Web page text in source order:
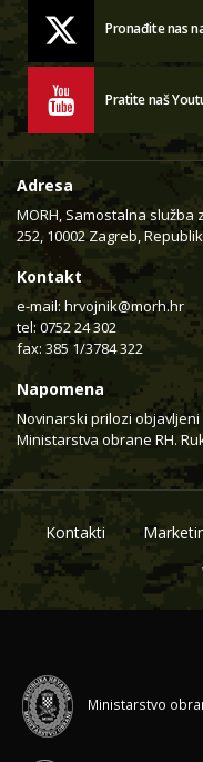
Pronađite nas
Pratite naš
Adresa
MORH, Samostalna služba
252, 10002 Zagreb,
Kontakt
e-mail: hrvojnik@morh.hr
tel: 0752 24 302
fax: 385 1/3784 322
Napomena
Novinarski prilozi
Ministarstva obrane RH.
Kontakti
Ministarstvo